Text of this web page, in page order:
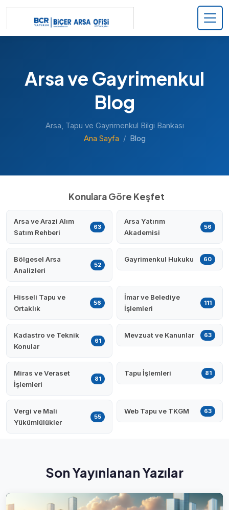
Arsa ve Gayrimenkul
Blog
Arsa, Tapu ve Gayrimenkul Bilgi Bankası
Ana Sayfa
Blog
Konulara Göre Keşfet
Arsa ve Arazi Alım
Satım Rehberi
63
Arsa Yatırım
Akademisi
56
Bölgesel Arsa
Analizleri
52
Gayrimenkul Hukuku 60
Hisseli Tapu ve
Ortaklık
56
İmar ve Belediye
İşlemleri
111
Kadastro ve Teknik
Konular
61
Mevzuat ve Kanunlar 63
Miras ve Veraset
İşlemleri
81
Tapu İşlemleri 81
Vergi ve Mali
Yükümlülükler
55
Web Tapu ve TKGM 63
Son Yayınlanan Yazılar